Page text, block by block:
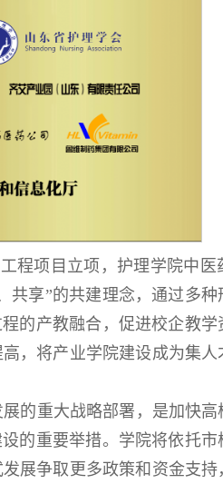
程项目立项，护理学院中
共享”的共建理念，通过多
的产教融合，促进校企教
，将产业学院建设成为集人
的重大战略部署，是加快高
的重要举措。学院将依托
展争取更多政策和资金支